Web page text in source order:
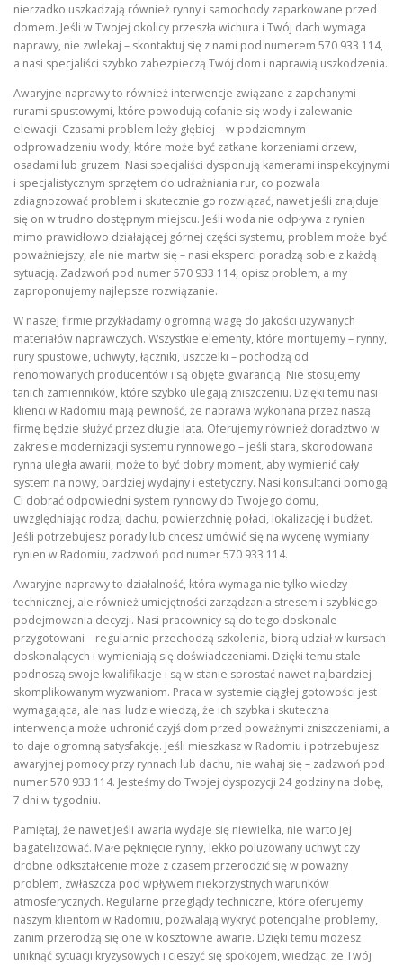
nierzadko uszkadzają również rynny i samochody zaparkowane przed
domem. Jeśli w Twojej okolicy przeszła wichura i Twój dach wymaga
naprawy, nie zwlekaj – skontaktuj się z nami pod numerem 570 933 114,
a nasi specjaliści szybko zabezpieczą Twój dom i naprawią uszkodzenia.
Awaryjne naprawy to również interwencje związane z zapchanymi
rurami spustowymi, które powodują cofanie się wody i zalewanie
elewacji. Czasami problem leży głębiej – w podziemnym
odprowadzeniu wody, które może być zatkane korzeniami drzew,
osadami lub gruzem. Nasi specjaliści dysponują kamerami inspekcyjnymi
i specjalistycznym sprzętem do udrażniania rur, co pozwala
zdiagnozować problem i skutecznie go rozwiązać, nawet jeśli znajduje
się on w trudno dostępnym miejscu. Jeśli woda nie odpływa z rynien
mimo prawidłowo działającej górnej części systemu, problem może być
poważniejszy, ale nie martw się – nasi eksperci poradzą sobie z każdą
sytuacją. Zadzwoń pod numer 570 933 114, opisz problem, a my
zaproponujemy najlepsze rozwiązanie.
W naszej firmie przykładamy ogromną wagę do jakości używanych
materiałów naprawczych. Wszystkie elementy, które montujemy – rynny,
rury spustowe, uchwyty, łączniki, uszczelki – pochodzą od
renomowanych producentów i są objęte gwarancją. Nie stosujemy
tanich zamienników, które szybko ulegają zniszczeniu. Dzięki temu nasi
klienci w Radomiu mają pewność, że naprawa wykonana przez naszą
firmę będzie służyć przez długie lata. Oferujemy również doradztwo w
zakresie modernizacji systemu rynnowego – jeśli stara, skorodowana
rynna uległa awarii, może to być dobry moment, aby wymienić cały
system na nowy, bardziej wydajny i estetyczny. Nasi konsultanci pomogą
Ci dobrać odpowiedni system rynnowy do Twojego domu,
uwzględniając rodzaj dachu, powierzchnię połaci, lokalizację i budżet.
Jeśli potrzebujesz porady lub chcesz umówić się na wycenę wymiany
rynien w Radomiu, zadzwoń pod numer 570 933 114.
Awaryjne naprawy to działalność, która wymaga nie tylko wiedzy
technicznej, ale również umiejętności zarządzania stresem i szybkiego
podejmowania decyzji. Nasi pracownicy są do tego doskonale
przygotowani – regularnie przechodzą szkolenia, biorą udział w kursach
doskonalących i wymieniają się doświadczeniami. Dzięki temu stale
podnoszą swoje kwalifikacje i są w stanie sprostać nawet najbardziej
skomplikowanym wyzwaniom. Praca w systemie ciągłej gotowości jest
wymagająca, ale nasi ludzie wiedzą, że ich szybka i skuteczna
interwencja może uchronić czyjś dom przed poważnymi zniszczeniami, a
to daje ogromną satysfakcję. Jeśli mieszkasz w Radomiu i potrzebujesz
awaryjnej pomocy przy rynnach lub dachu, nie wahaj się – zadzwoń pod
numer 570 933 114. Jesteśmy do Twojej dyspozycji 24 godziny na dobę,
7 dni w tygodniu.
Pamiętaj, że nawet jeśli awaria wydaje się niewielka, nie warto jej
bagatelizować. Małe pęknięcie rynny, lekko poluzowany uchwyt czy
drobne odkształcenie może z czasem przerodzić się w poważny
problem, zwłaszcza pod wpływem niekorzystnych warunków
atmosferycznych. Regularne przeglądy techniczne, które oferujemy
naszym klientom w Radomiu, pozwalają wykryć potencjalne problemy,
zanim przerodzą się one w kosztowne awarie. Dzięki temu możesz
uniknąć sytuacji kryzysowych i cieszyć się spokojem, wiedząc, że Twój